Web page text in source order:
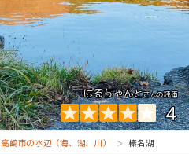
はるちゃんとさんの評価
4
高崎市の水辺（海、湖、川） 榛名湖